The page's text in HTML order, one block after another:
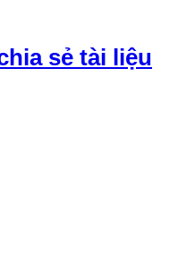
sẻ tài liệu